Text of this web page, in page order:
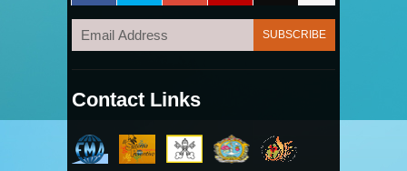
Contact Links